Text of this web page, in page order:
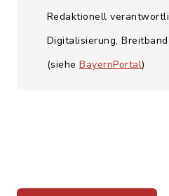
Redaktionell
Digitalisierung,
(siehe BayernPortal)